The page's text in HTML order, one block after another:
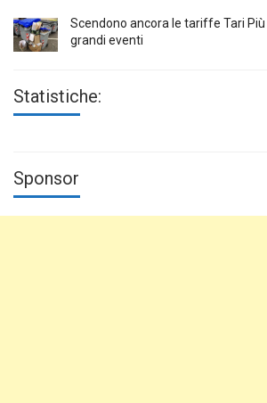
Scendono ancora le tariffe Tari
grandi eventi
Statistiche:
Sponsor